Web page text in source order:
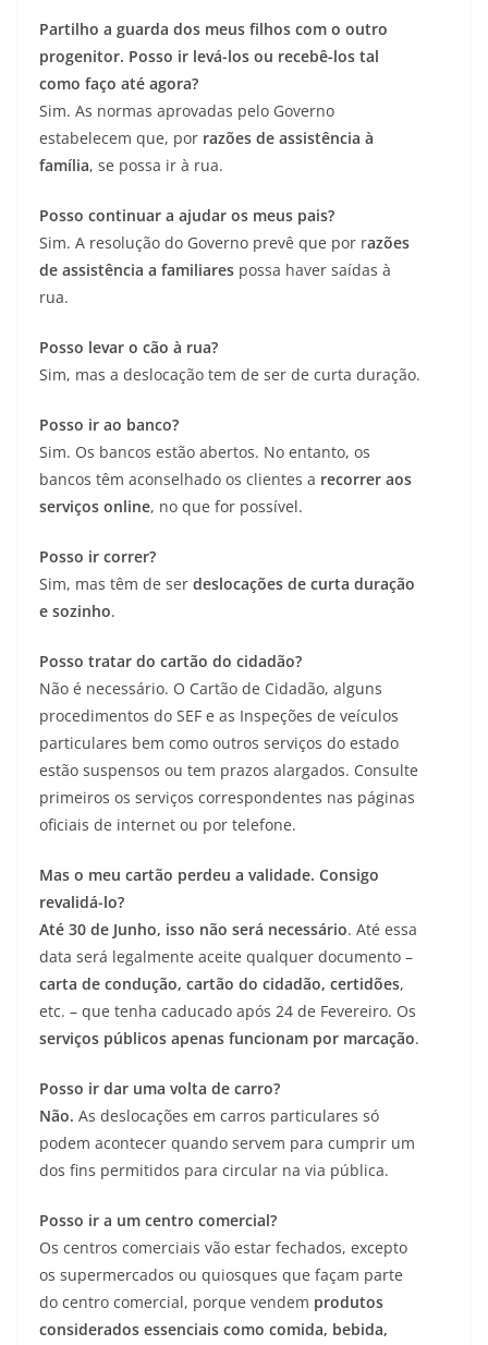
Partilho a guarda dos meus filhos com o outro
progenitor. Posso ir levá-los ou recebê-los tal
como faço até agora?
Sim. As normas aprovadas pelo Governo
estabelecem que, por razões de assistência à
família, se possa ir à rua.
Posso continuar a ajudar os meus pais?
Sim. A resolução do Governo prevê que por razões
de assistência a familiares possa haver saídas à
rua.
Posso levar o cão à rua?
Sim, mas a deslocação tem de ser de curta duração.
Posso ir ao banco?
Sim. Os bancos estão abertos. No entanto, os
bancos têm aconselhado os clientes a recorrer aos
serviços online, no que for possível.
Posso ir correr?
Sim, mas têm de ser deslocações de curta duração
e sozinho.
Posso tratar do cartão do cidadão?
Não é necessário. O Cartão de Cidadão, alguns
procedimentos do SEF e as Inspeções de veículos
particulares bem como outros serviços do estado
estão suspensos ou tem prazos alargados. Consulte
primeiros os serviços correspondentes nas páginas
oficiais de internet ou por telefone.
Mas o meu cartão perdeu a validade. Consigo
revalidá-lo?
Até 30 de Junho, isso não será necessário. Até essa
data será legalmente aceite qualquer documento –
carta de condução, cartão do cidadão, certidões,
etc. – que tenha caducado após 24 de Fevereiro. Os
serviços públicos apenas funcionam por marcação.
Posso ir dar uma volta de carro?
Não. As deslocações em carros particulares só
podem acontecer quando servem para cumprir um
dos fins permitidos para circular na via pública.
Posso ir a um centro comercial?
Os centros comerciais vão estar fechados, excepto
os supermercados ou quiosques que façam parte
do centro comercial, porque vendem produtos
considerados essenciais como comida, bebida,